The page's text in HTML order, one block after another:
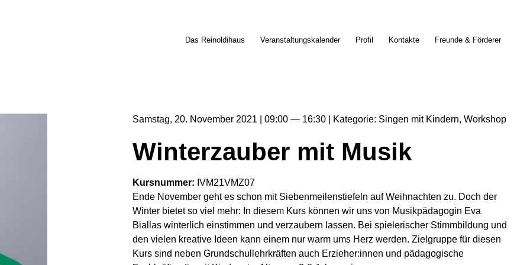
Das Reinoldihaus Veranstaltungskalender Profil Kontakte Freunde & Förderer
Samstag 20 November 2021 09:00 16:30 Kategorie Singen mit Kindern Workshop
Winterzauber mit Musik
Kursnummer: IVM21VMZ07
Ende November geht es schon mit Siebenmeilenstiefeln auf Weihnachten zu. Doch der
Winter bietet so viel mehr: In diesem Kurs können wir uns von Musikpädagogin Eva
Biallas winterlich einstimmen und verzaubern lassen. Bei spielerischer Stimmbildung und
den vielen kreative Ideen kann einem nur warm ums Herz werden. Zielgruppe für diesen
Kurs sind neben Grundschullehrkräften auch Erzieher:innen und pädagogische